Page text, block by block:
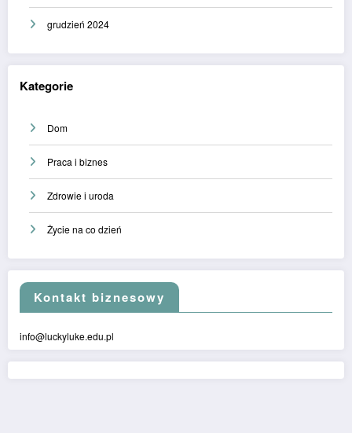
grudzień 2024
Kategorie
Dom
Praca i biznes
Zdrowie i uroda
Życie na co dzień
Kontakt biznesowy
info@luckyluke.edu.pl